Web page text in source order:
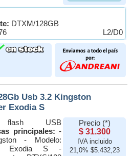
DTXM/128GB
L2/D0
Usb 3.2 Kingston
Exodia S
flash USB
principales: -
- Modelo:
Exodia S -
Precio (*)
$ 31.300
IVA incluido
21,0% $5.432,23